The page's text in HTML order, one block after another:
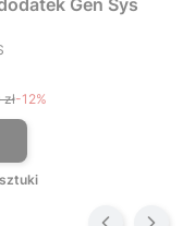
Gen Sys
-12%